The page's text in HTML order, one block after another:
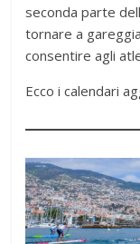
seconda parte
tornare a
consentire agli
Ecco i calendari